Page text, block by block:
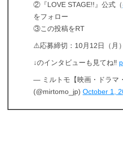
②『LOVE STAGE!!』公式（
をフォロー
③この投稿をRT
⚠️応募締切：10月12日（月
↓のインタビューも見てね‼️
— ミルトモ【映画・ドラマ
(@mirtomo_jp) October 1,